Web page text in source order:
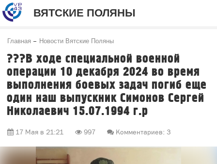
ВЯТСКИЕ ПОЛЯНЫ
Главная Новости Вятские Поляны
???В ходе специальной военной
операции 10 декабря 2024 во время
выполнения боевых задач погиб еще
один наш выпускник Симонов Сергей
Николаевич 15.07.1994 г.р
17 Мая в 21:21 997 Комментариев: 3